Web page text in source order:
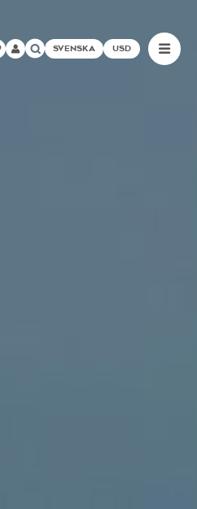
SVENSKA USD